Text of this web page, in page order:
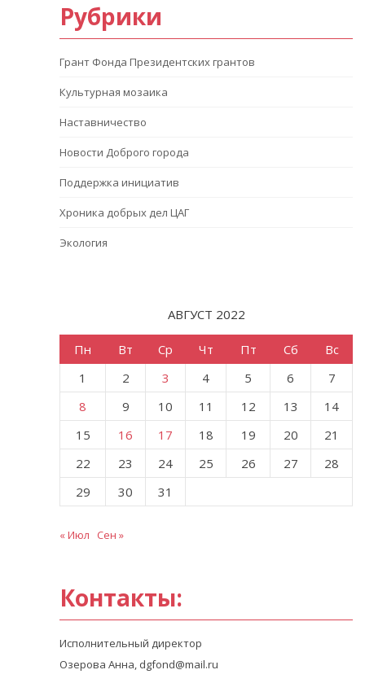
Рубрики
Грант Фонда Президентских грантов
Культурная мозаика
Наставничество
Новости Доброго города
Поддержка инициатив
Хроника добрых дел ЦАГ
Экология
АВГУСТ 2022
Пн Вт Ср Чт Пт Сб
Вс
1
2 3 4 5 6
7
8
9 10 11 12 13
14
15
16 17 18 19 20
21
22
23 24 25 26 27
28
29
30 31
« Июл Сен »
Контакты:
Исполнительный директор
Озерова Анна, dgfond@mail.ru